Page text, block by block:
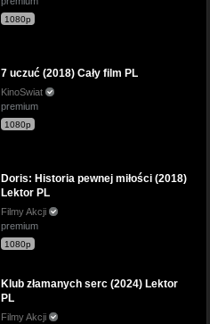
1080p
7 uczuć (2018) Cały film PL
KinoSwiat
premium
1080p
Doris: Historia pewnej miłości (2018)
Lektor PL
Filmy Akcji
premium
1080p
Klub złamanych serc (2024) Lektor
PL
Filmy Akcji